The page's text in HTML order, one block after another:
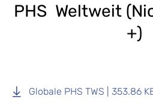
PHS Weltweit
+)
Globale PHS TWS | 353.86